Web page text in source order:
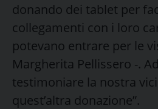
donando dei tablet per
collegamenti con i loro
potevano entrare per le
Margherita Pellissero -.
testimoniare la nostra
quest’altra donazione”.